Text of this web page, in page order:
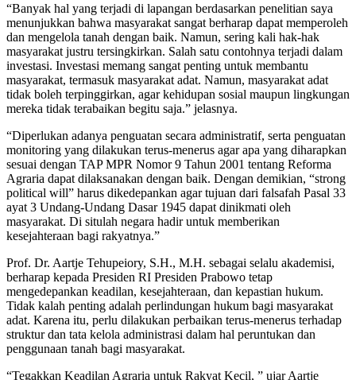
“Banyak hal yang terjadi di lapangan berdasarkan penelitian saya
menunjukkan bahwa masyarakat sangat berharap dapat memperoleh
dan mengelola tanah dengan baik. Namun, sering kali hak-hak
masyarakat justru tersingkirkan. Salah satu contohnya terjadi dalam
investasi. Investasi memang sangat penting untuk membantu
masyarakat, termasuk masyarakat adat. Namun, masyarakat adat
tidak boleh terpinggirkan, agar kehidupan sosial maupun lingkungan
mereka tidak terabaikan begitu saja.” jelasnya.
“Diperlukan adanya penguatan secara administratif, serta penguatan
monitoring yang dilakukan terus-menerus agar apa yang diharapkan
sesuai dengan TAP MPR Nomor 9 Tahun 2001 tentang Reforma
Agraria dapat dilaksanakan dengan baik. Dengan demikian, “strong
political will” harus dikedepankan agar tujuan dari falsafah Pasal 33
ayat 3 Undang-Undang Dasar 1945 dapat dinikmati oleh
masyarakat. Di situlah negara hadir untuk memberikan
kesejahteraan bagi rakyatnya.”
Prof. Dr. Aartje Tehupeiory, S.H., M.H. sebagai selalu akademisi,
berharap kepada Presiden RI Presiden Prabowo tetap
mengedepankan keadilan, kesejahteraan, dan kepastian hukum.
Tidak kalah penting adalah perlindungan hukum bagi masyarakat
adat. Karena itu, perlu dilakukan perbaikan terus-menerus terhadap
struktur dan tata kelola administrasi dalam hal peruntukan dan
penggunaan tanah bagi masyarakat.
“Tegakkan Keadilan Agraria untuk Rakyat Kecil, ” ujar Aartje